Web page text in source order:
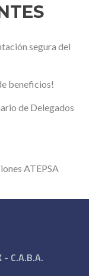
segura del
beneficios!
de Delegados
ATEPSA
- C.A.B.A.